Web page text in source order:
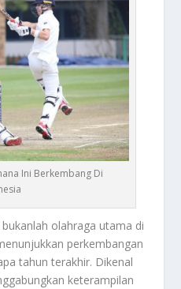
Ini Berkembang Di
olahraga utama di
perkembangan
tahun terakhir. Dikenal
keterampilan